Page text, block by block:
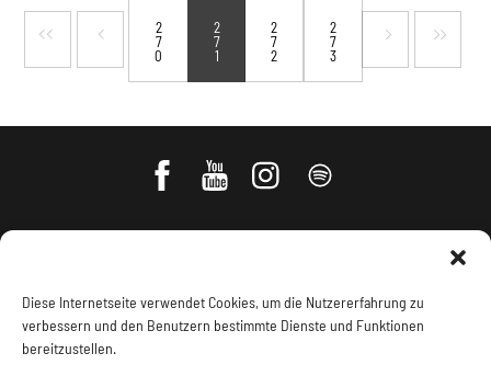
Diese Internetseite verwendet Cookies, um die Nutzererfahrung zu
verbessern und den Benutzern bestimmte Dienste und Funktionen
bereitzustellen.
2
7
0
2
7
1
2
7
2
2
7
3